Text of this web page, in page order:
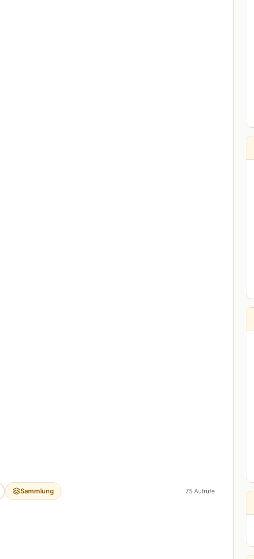
Sammlung 75 Aufrufe